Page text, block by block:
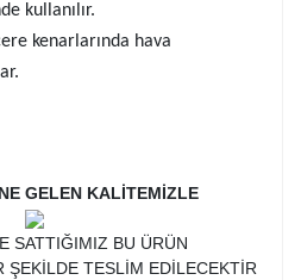
kullanılır.
kenarlarında hava
GELEN KALİTEMİZLE
SATTIĞIMIZ BU ÜRÜN
ŞEKİLDE TESLİM EDİLECEKTİR